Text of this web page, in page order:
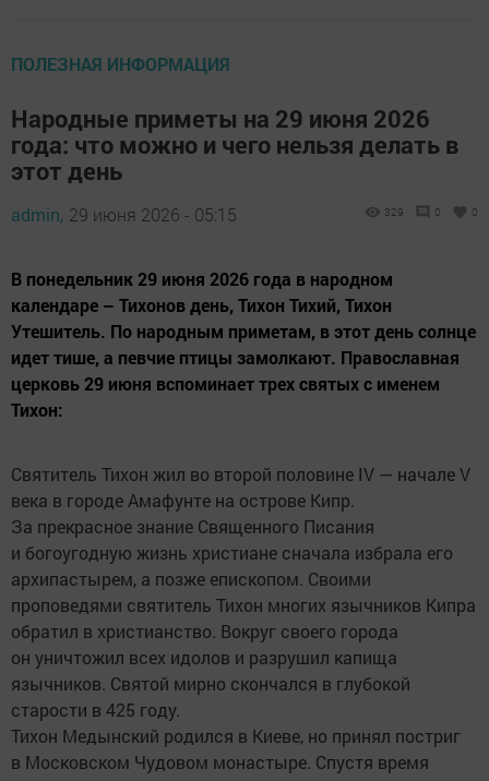
ПОЛЕЗНАЯ ИНФОРМАЦИЯ
Народные приметы на 29 июня 2026
года: что можно и чего нельзя делать в
этот день
admin, 29 июня 2026 - 05:15 329 0 0
В понедельник 29 июня 2026 года в народном
календаре – Тихонов день, Тихон Тихий, Тихон
Утешитель. По народным приметам, в этот день солнце
идет тише, а певчие птицы замолкают. Православная
церковь 29 июня вспоминает трех святых с именем
Тихон:
Святитель Тихон жил во второй половине IV — начале V
века в городе Амафунте на острове Кипр.
За прекрасное знание Священного Писания
и богоугодную жизнь христиане сначала избрала его
архипастырем, а позже епископом. Своими
проповедями святитель Тихон многих язычников Кипра
обратил в христианство. Вокруг своего города
он уничтожил всех идолов и разрушил капища
язычников. Святой мирно скончался в глубокой
старости в 425 году.
Тихон Медынский родился в Киеве, но принял постриг
в Московском Чудовом монастыре. Спустя время